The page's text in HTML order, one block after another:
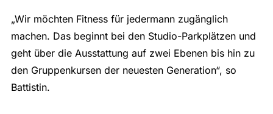
„Wir möchten Fitness für jedermann zugänglich
machen. Das beginnt bei den Studio-Parkplätzen und
geht über die Ausstattung auf zwei Ebenen bis hin zu
den Gruppenkursen der neuesten Generation“, so
Battistin.